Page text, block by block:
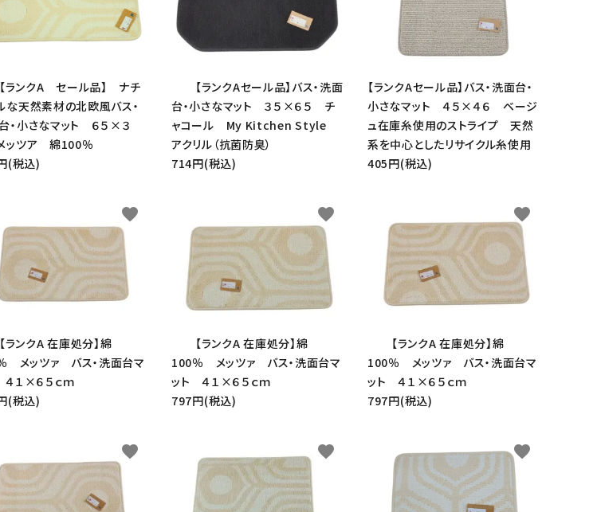
【ランクA セール品】 ナチ
な天然素材の北欧風バス・
・小さなマット ６５×３
ッツア 綿100％
(税込)
【ランクAセール品】バス・洗面
台・小さなマット ３５×６５ チ
ャコール My Kitchen Style
アクリル（抗菌防臭）
714円(税込)
【ランクAセール品】バス・洗面台・
小さなマット ４５×４６ ベージ
ュ在庫糸使用のストライプ 天然
系を中心としたリサイクル糸使用
405円(税込)
【ランクA 在庫処分】綿
メッツァ バス・洗面台マ
１×６５ｃｍ
(税込)
favorite
【ランクA 在庫処分】綿
100％ メッツァ バス・洗面台マ
ット ４１×６５ｃｍ
797円(税込)
favorite
【ランクA 在庫処分】綿
100％ メッツァ バス・洗面台マ
ット ４１×６５ｃｍ
797円(税込)
favorite
favorite favorite favorite